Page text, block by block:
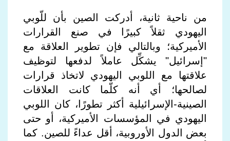
من ناحية ثانية، أدركت الصين بأن للّوبي
اليهودي ثقلاً كبيرًا في صنع القرارات
الأميركية؛ وبالتالي فإن تطوير العلاقة مع
"إسرائيل" يشكِّل عاملاً لدفعها لتوظيف
علاقتها مع اللوبي اليهودي لاتخاذ قرارات
لصالحها؛ أي أنه كلّما كانت العلاقات
الصينية-الإسرائيلية أكثر تطورًا، كان اللوبي
اليهودي في المؤسسات الأميركية، أو حتى
بعض الدول الأوروبية، أقل عداءً للصين. كما